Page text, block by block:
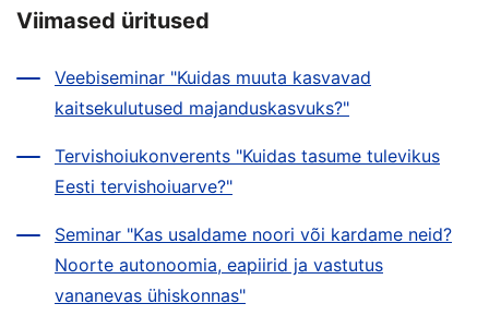
Viimased üritused
Veebiseminar "Kuidas muuta kasvavad
kaitsekulutused majanduskasvuks?"
Tervishoiukonverents "Kuidas tasume tulevikus
Eesti tervishoiuarve?"
Seminar "Kas usaldame noori või kardame neid?
Noorte autonoomia, eapiirid ja vastutus
vananevas ühiskonnas"